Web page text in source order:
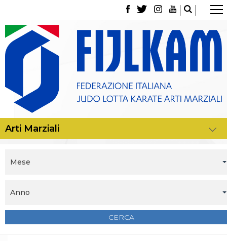
La Federazione
Tesseramento
Contatti
Norme e modulistica Affiliazioni e Tesseramenti
Classifica Società Sportive con più di 100 atleti
tesserati
Giustizia Sportiva
Attività Didattica
Gare e Risultati
Mese
Anno
CERCA